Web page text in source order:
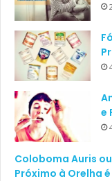
e
Coloboma Auris
Próximo à Orelha